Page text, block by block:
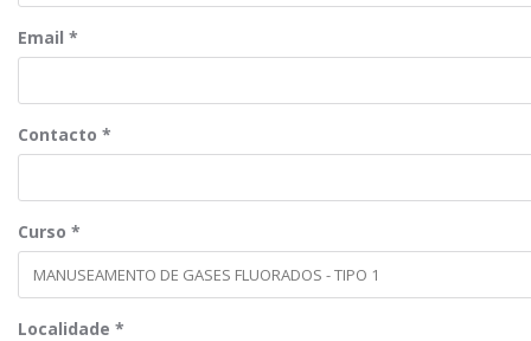
Email *
Contacto *
Curso *
Localidade *